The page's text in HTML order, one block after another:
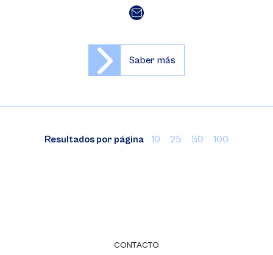
Saber más
Resultados por página 10 25 50 100
CONTACTO